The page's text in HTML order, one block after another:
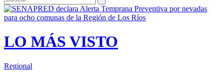
LO MÁS VISTO
Regional